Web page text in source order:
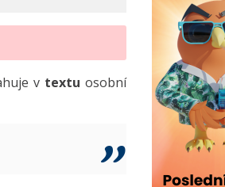
v textu osobní